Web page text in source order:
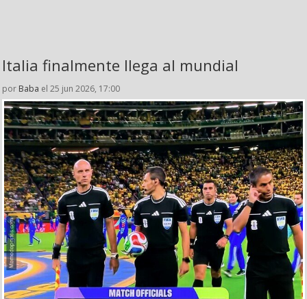
Italia finalmente llega al mundial
por Baba el 25 jun 2026, 17:00